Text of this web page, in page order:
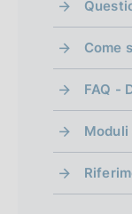
Come
FAQ -